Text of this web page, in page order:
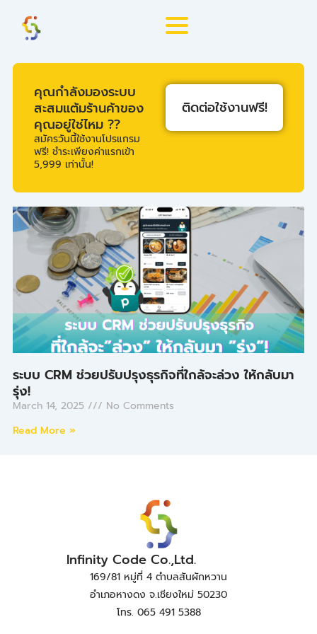
content
คุณกำลังมองระบบ
สะสมแต้มร้านค้าของ
คุณอยู่ใช่ไหม ??
สมัครวันนี้ใช้งานโปรแกรม
ฟรี! ชำระเพียงค่าแรกเข้า
5,999 เท่านั้น!
ติดต่อใช้งานฟรี!
ระบบ CRM ช่วยปรับปรุงธุรกิจที่ใกล้จะล่วง ให้กลับมา
รุ่ง!
March 14, 2025
No Comments
Read More »
Infinity Code Co.,Ltd.
169/81 หมู่ที่ 4 ตำบลสันผักหวาน
อำเภอหางดง จ.เชียงใหม่ 50230
โทร. 065 491 5388